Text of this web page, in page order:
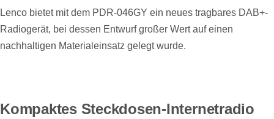
Lenco bietet mit dem PDR-046GY ein neues tragbares DAB+-
Radiogerät, bei dessen Entwurf großer Wert auf einen
nachhaltigen Materialeinsatz gelegt wurde.
Kompaktes Steckdosen-Internetradio